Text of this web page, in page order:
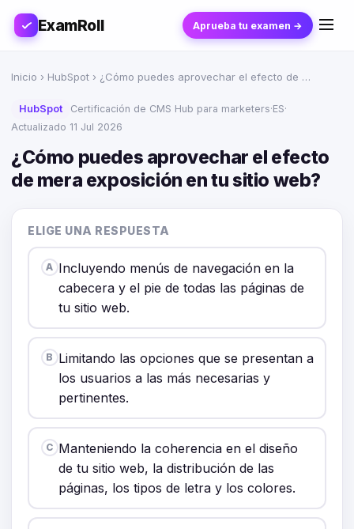
ExamRoll Aprueba tu examen →
Inicio › HubSpot › ¿Cómo puedes aprovechar el efecto de …
HubSpot Certificación de CMS Hub para marketers·ES·
Actualizado 11 Jul 2026
¿Cómo puedes aprovechar el efecto
de mera exposición en tu sitio web?
ELIGE UNA RESPUESTA
A Incluyendo menús de navegación en la
cabecera y el pie de todas las páginas de
tu sitio web.
B Limitando las opciones que se presentan a
los usuarios a las más necesarias y
pertinentes.
C Manteniendo la coherencia en el diseño
de tu sitio web, la distribución de las
páginas, los tipos de letra y los colores.